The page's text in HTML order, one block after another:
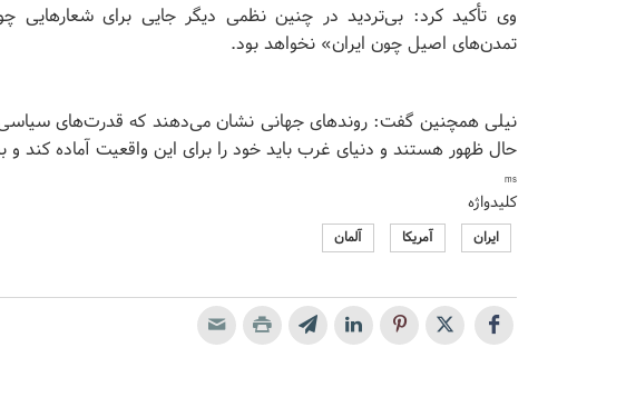
وی تأکید کرد: بی‌تردید در چنین نظمی دیگر جایی برای شعارهایی
تمدن‌های اصیل چون ایران» نخواهد بود.
نیلی همچنین گفت: روندهای جهانی نشان می‌دهند که قدرت‌های
حال ظهور هستند و دنیای غرب باید خود را برای این واقعیت آماده کند و
ms
کلیدواژه
ایران آمریکا آلمان